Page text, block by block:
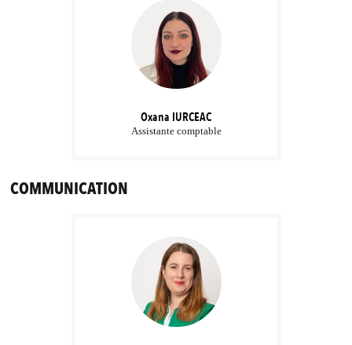
Oxana IURCEAC
Assistante comptable
COMMUNICATION